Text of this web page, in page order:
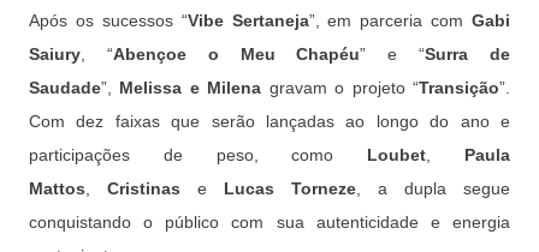
Após os sucessos “Vibe Sertaneja”, em parceria com Gabi
Saiury , “Abençoe o Meu Chapéu” e “Surra de
Saudade”, Melissa e Milena gravam o projeto “Transição”.
Com dez faixas que serão lançadas ao longo do ano e
participações de peso, como Loubet
Paula
Mattos
Cristinas e Lucas Torneze , a dupla segue
conquistando o público com sua autenticidade e energia